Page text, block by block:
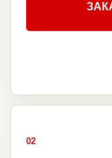
02